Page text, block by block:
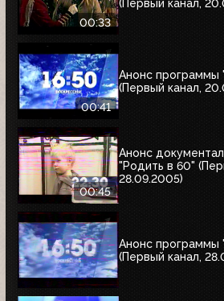
00:33
(Первый канал,
00:41
Анонс программы
(Первый канал,
00:45
Анонс
"Родить в 60"
28.09.2005)
Анонс программы
(Первый канал,